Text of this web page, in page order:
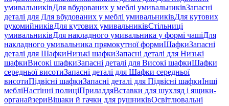
умивальниківДля вбудованих у меблі умивальниківЗапасні
деталі для Для вбудованих у меблі умивальниківДля кутових
рукомийниківДля кутових умивальниківСтільниці
умивальниківДля накладного умивальника у формі чашіДля
накладного умивальника прямокутної формиШафкиЗапасні
деталі для ШафкиНизькі шафкиЗапасні деталі для Низькі
шафкиВисокі шафкиЗапасні деталі для Високі шафкиШафки
середньої висотиЗапасні деталі для Шафки середньої
висотиПідвісні шафкиЗапасні деталі для Підвісні шафкиІнші
мебліНастінні полиціПриладдяВставки для шухляд і ящики-
органайзериВішаки й гачки для рушниківОсвітлювальні